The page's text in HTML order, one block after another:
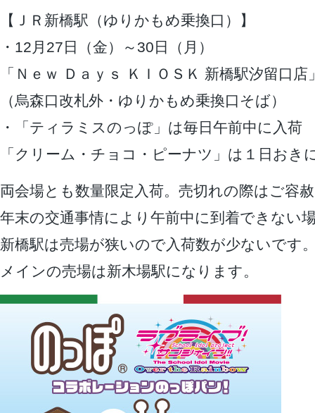
【ＪＲ新橋駅（ゆりかもめ乗換口）】
・12月27日（金）～30日（月）
「Ｎｅｗ Ｄａｙｓ ＫＩＯＳＫ 新橋駅汐留口店
（烏森口改札外・ゆりかもめ乗換口そば）
・「ティラミスのっぽ」は毎日午前中に入荷
「クリーム・チョコ・ピーナツ」は１日おき
両会場とも数量限定入荷。売切れの際はご容
年末の交通事情により午前中に到着できない
新橋駅は売場が狭いので入荷数が少ないです
メインの売場は新木場駅になります。